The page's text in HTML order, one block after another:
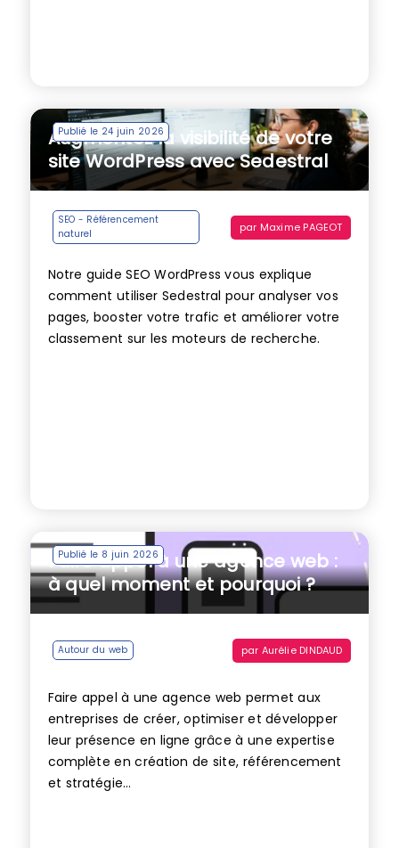
Publié le 24 juin 2026
Augmentez la visibilité de votre
site WordPress avec Sedestral
SEO - Référencement
naturel
par Maxime PAGEOT
Notre guide SEO WordPress vous explique
comment utiliser Sedestral pour analyser vos
pages, booster votre trafic et améliorer votre
classement sur les moteurs de recherche.
Publié le 8 juin 2026
Faire appel à une agence web :
à quel moment et pourquoi ?
Autour du web par Aurélie DINDAUD
Faire appel à une agence web permet aux
entreprises de créer, optimiser et développer
leur présence en ligne grâce à une expertise
complète en création de site, référencement
et stratégie...